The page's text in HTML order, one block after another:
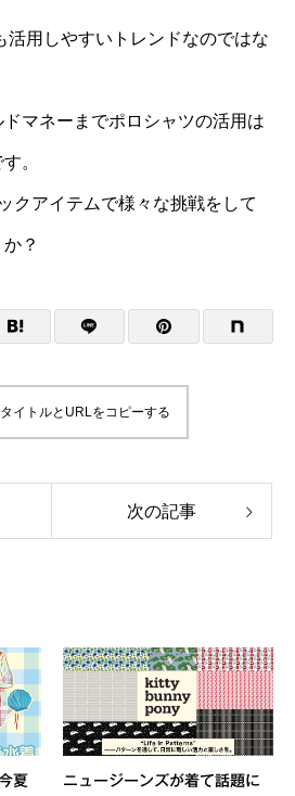
活用しやすいトレンドなのではな
マネーまでポロシャツの活用は
。
クアイテムで様々な挑戦をして
？
イトルとURLをコピーする
次の記事
夏
ニュージーンズが着て話題に